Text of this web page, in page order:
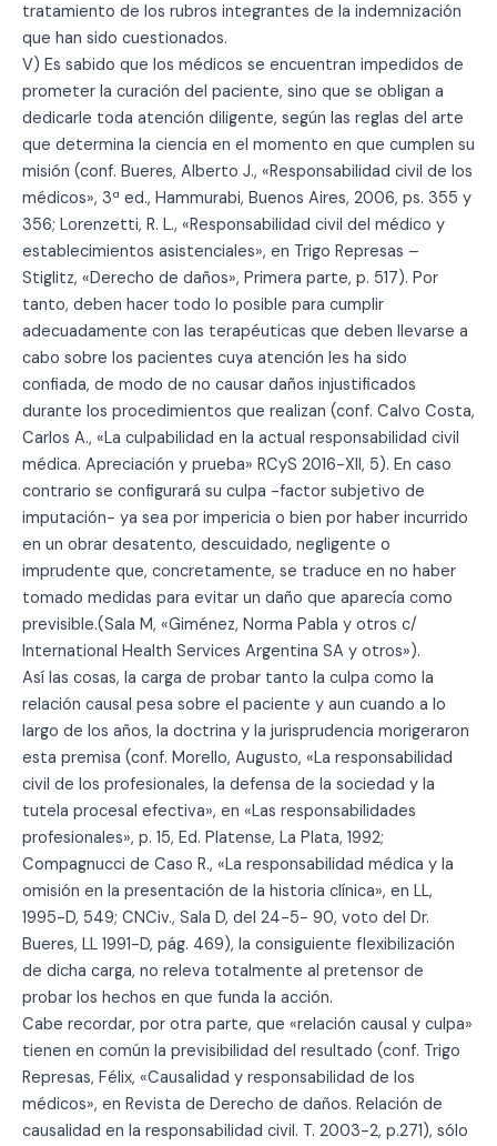
tratamiento de los rubros integrantes de la indemnización
que han sido cuestionados.
V) Es sabido que los médicos se encuentran impedidos de
prometer la curación del paciente, sino que se obligan a
dedicarle toda atención diligente, según las reglas del arte
que determina la ciencia en el momento en que cumplen su
misión (conf. Bueres, Alberto J., «Responsabilidad civil de los
médicos», 3ª ed., Hammurabi, Buenos Aires, 2006, ps. 355 y
356; Lorenzetti, R. L., «Responsabilidad civil del médico y
establecimientos asistenciales», en Trigo Represas –
Stiglitz, «Derecho de daños», Primera parte, p. 517). Por
tanto, deben hacer todo lo posible para cumplir
adecuadamente con las terapéuticas que deben llevarse a
cabo sobre los pacientes cuya atención les ha sido
confiada, de modo de no causar daños injustificados
durante los procedimientos que realizan (conf. Calvo Costa,
Carlos A., «La culpabilidad en la actual responsabilidad civil
médica. Apreciación y prueba» RCyS 2016-XII, 5). En caso
contrario se configurará su culpa -factor subjetivo de
imputación- ya sea por impericia o bien por haber incurrido
en un obrar desatento, descuidado, negligente o
imprudente que, concretamente, se traduce en no haber
tomado medidas para evitar un daño que aparecía como
previsible.(Sala M, «Giménez, Norma Pabla y otros c/
International Health Services Argentina SA y otros»).
Así las cosas, la carga de probar tanto la culpa como la
relación causal pesa sobre el paciente y aun cuando a lo
largo de los años, la doctrina y la jurisprudencia morigeraron
esta premisa (conf. Morello, Augusto, «La responsabilidad
civil de los profesionales, la defensa de la sociedad y la
tutela procesal efectiva», en «Las responsabilidades
profesionales», p. 15, Ed. Platense, La Plata, 1992;
Compagnucci de Caso R., «La responsabilidad médica y la
omisión en la presentación de la historia clínica», en LL,
1995-D, 549; CNCiv., Sala D, del 24-5- 90, voto del Dr.
Bueres, LL 1991-D, pág. 469), la consiguiente flexibilización
de dicha carga, no releva totalmente al pretensor de
probar los hechos en que funda la acción.
Cabe recordar, por otra parte, que «relación causal y culpa»
tienen en común la previsibilidad del resultado (conf. Trigo
Represas, Félix, «Causalidad y responsabilidad de los
médicos», en Revista de Derecho de daños. Relación de
causalidad en la responsabilidad civil. T. 2003-2, p.271), sólo